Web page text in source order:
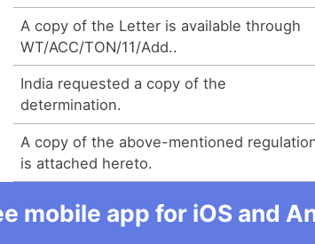
A copy of the Letter is available through
WT/ACC/TON/11/Add..
India requested a copy of the
determination.
A copy of the above-mentioned
is attached hereto.
mobile app for iOS and